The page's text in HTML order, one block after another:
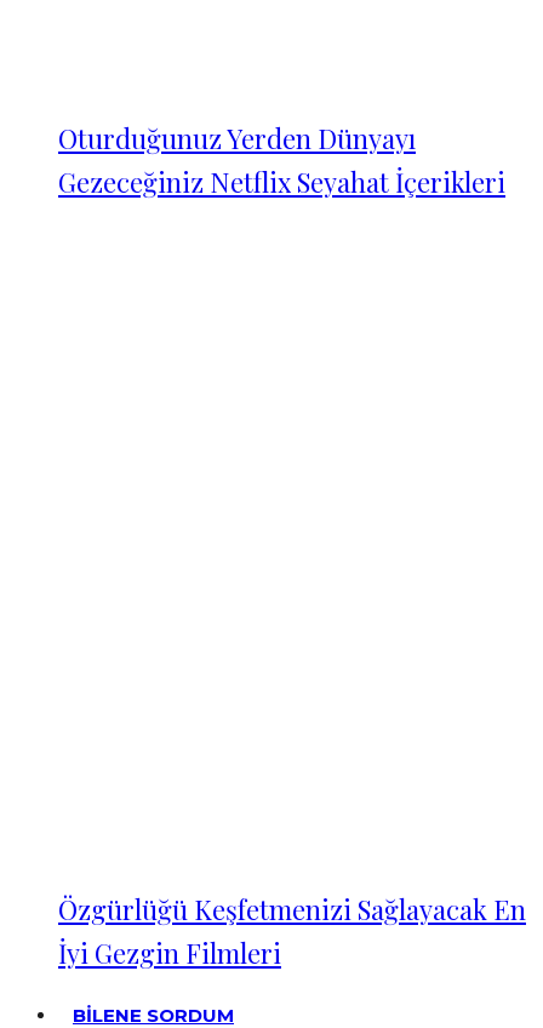
Oturduğunuz Yerden Dünyayı
Gezeceğiniz Netflix Seyahat İçerikleri
Özgürlüğü Keşfetmenizi Sağlayacak En
İyi Gezgin Filmleri
BİLENE SORDUM